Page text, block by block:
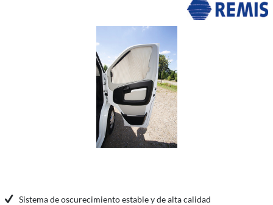
Sistema de oscurecimiento estable y de alta calidad